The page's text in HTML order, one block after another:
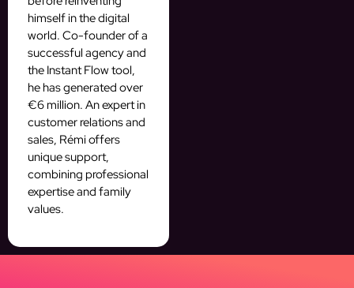
himself in the digital
world. Co-founder of a
successful agency and
the Instant Flow tool,
he has generated over
€6 million. An expert in
customer relations and
sales, Rémi offers
unique support,
combining professional
expertise and family
values.